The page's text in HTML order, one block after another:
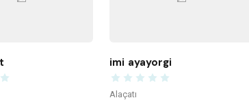
imi ayayorgi
Alaçatı